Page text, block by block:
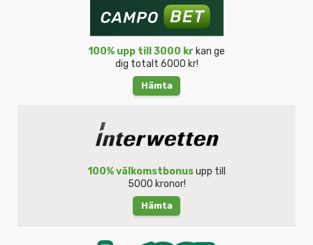
100% upp till 3000 kr kan ge
dig totalt 6000 kr!
Hämta
100% välkomstbonusupp till
5000 kronor!
Hämta